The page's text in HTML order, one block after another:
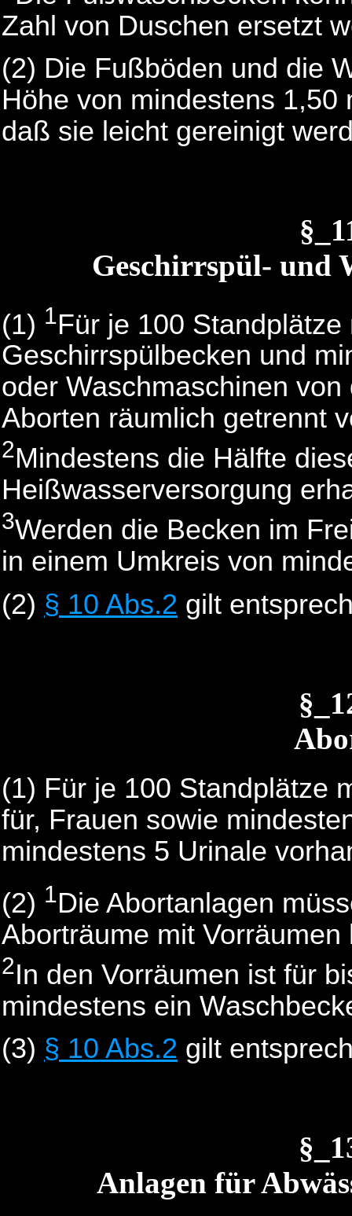
Zahl von Duschen ersetzt
(2) Die Fußböden und die
Höhe von mindestens
daß sie leicht gereinigt
Geschirrspül- und
(1) 1Für je 100
Geschirrspülbecken und
oder Waschmaschinen
Aborten räumlich getrennt
2Mindestens die Hälfte
Heißwasserversorgung
3Werden die Becken im
in einem Umkreis von
(2) § 10 Abs.2 gilt
(1) Für je 100 Standplätze
für, Frauen sowie
mindestens 5 Urinale
(2) 1Die Abortanlagen
Aborträume mit Vorräumen
2In den Vorräumen ist für
mindestens ein
(3) § 10 Abs.2 gilt
Anlagen für